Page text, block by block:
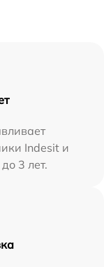
Indesit и
3 лет.